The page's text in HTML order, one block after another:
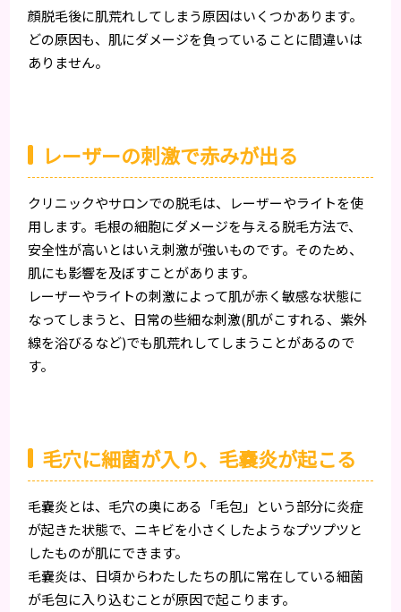
顔脱毛後に肌荒れしてしまう原因はいくつかあります。
どの原因も、肌にダメージを負っていることに間違いは
ありません。
レーザーの刺激で赤みが出る
クリニックやサロンでの脱毛は、レーザーやライトを使
用します。毛根の細胞にダメージを与える脱毛方法で、
安全性が高いとはいえ刺激が強いものです。そのため、
肌にも影響を及ぼすことがあります。
レーザーやライトの刺激によって肌が赤く敏感な状態に
なってしまうと、日常の些細な刺激(肌がこすれる、紫外
線を浴びるなど)でも肌荒れしてしまうことがあるので
す。
毛穴に細菌が入り、毛嚢炎が起こる
毛嚢炎とは、毛穴の奥にある「毛包」という部分に炎症
が起きた状態で、ニキビを小さくしたようなプツプツと
したものが肌にできます。
毛嚢炎は、日頃からわたしたちの肌に常在している細菌
が毛包に入り込むことが原因で起こります。